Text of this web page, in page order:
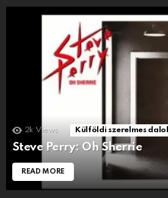
2k Views Külföldi szerelmes
Steve Perry: Oh Sherrie
READ MORE